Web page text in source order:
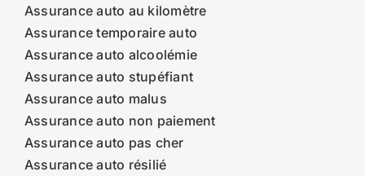
Assurance auto au kilomètre
Assurance temporaire auto
Assurance auto alcoolémie
Assurance auto stupéfiant
Assurance auto malus
Assurance auto non paiement
Assurance auto pas cher
Assurance auto résilié